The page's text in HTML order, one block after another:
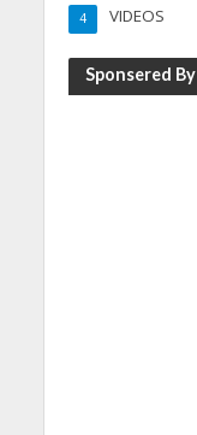
VIDEOS
4
Sponsered By